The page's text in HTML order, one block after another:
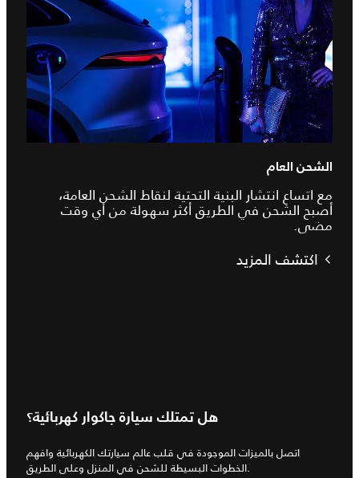
الشحن العام
مع اتساع انتشار البنية التحتية لنقاط الشحن العامة،
أصبح الشحن في الطريق أكثر سهولة من أي وقت
مضى.
اكتشف المزيد
هل تمتلك سيارة جاكوار كهربائية؟
اتصل بالميزات الموجودة في قلب عالم سيارتك الكهربائية وافهم
الخطوات البسيطة للشحن في المنزل وعلى الطريق.